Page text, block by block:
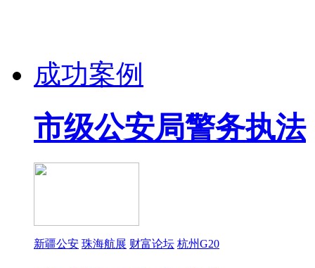
成功案例
市级公安局警务执法
新疆公安 珠海航展 财富论坛 杭州G20